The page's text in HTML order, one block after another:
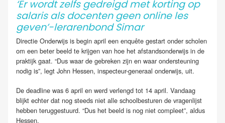
‘Er wordt zelfs gedreigd met korting op
salaris als docenten geen online les
geven’-lerarenbond Simar
Directie Onderwijs is begin april een enquête gestart onder scholen
om een beter beeld te krijgen van hoe het afstandsonderwijs in de
praktijk gaat. “Dus waar de gebreken zijn en waar ondersteuning
nodig is”, legt John Hessen, inspecteur-generaal onderwijs, uit.
De deadline was 6 april en werd verlengd tot 14 april. Vandaag
blijkt echter dat nog steeds niet alle schoolbesturen de vragenlijst
hebben teruggestuurd. “Dus het beeld is nog niet compleet”, aldus
Hessen.